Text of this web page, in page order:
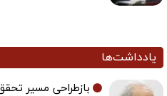
یادداشت‌ها
بازطراحی مسیر